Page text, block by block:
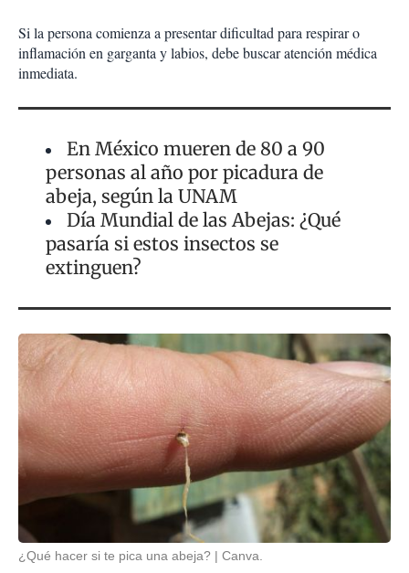
Si la persona comienza a presentar dificultad para respirar o
inflamación en garganta y labios, debe buscar atención médica
inmediata.
En México mueren de 80 a 90
personas al año por picadura de
abeja, según la UNAM
Día Mundial de las Abejas: ¿Qué
pasaría si estos insectos se
extinguen?
¿Qué hacer si te pica una abeja? Canva.